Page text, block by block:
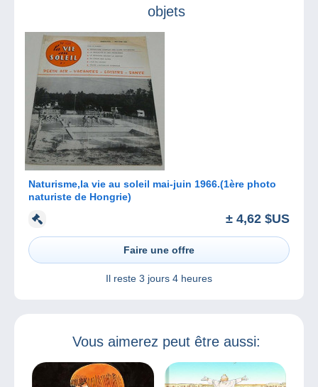
objets
Naturisme,la vie au soleil mai-juin 1966.(1ère photo
naturiste de Hongrie)
± 4,62 $US
Faire une offre
Il reste 3 jours 4 heures
Vous aimerez peut être aussi: